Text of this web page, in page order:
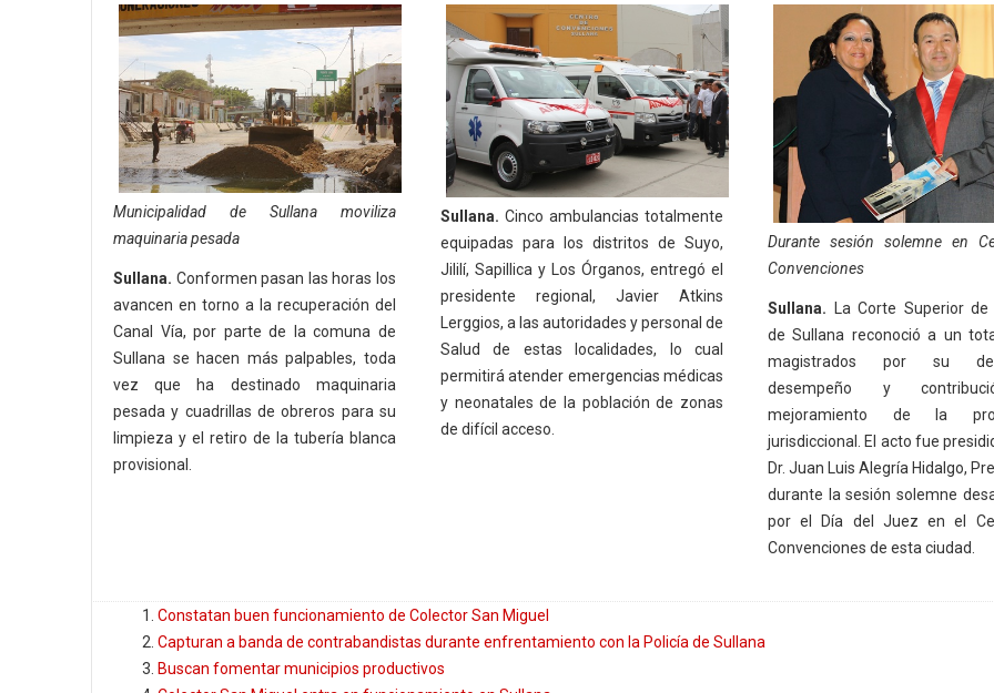
Municipalidad de Sullana moviliza
maquinaria pesada
Sullana. Conformen pasan las horas los
avancen en torno a la recuperación del
Canal Vía, por parte de la comuna de
Sullana se hacen más palpables, toda
vez que ha destinado maquinaria
pesada y cuadrillas de obreros para su
limpieza y el retiro de la tubería blanca
provisional.
Sullana. Cinco ambulancias totalmente
equipadas para los distritos de Suyo,
Jililí, Sapillica y Los Órganos, entregó el
presidente regional, Javier Atkins
Lerggios, a las autoridades y personal de
Salud de estas localidades, lo cual
permitirá atender emergencias médicas
y neonatales de la población de zonas
de difícil acceso.
Durante sesión solemne en
Convenciones
Sullana. La Corte Superior
de Sullana reconoció a un
magistrados por su
desempeño y
mejoramiento de la
jurisdiccional. El acto fue
Dr. Juan Luis Alegría Hidalgo,
durante la sesión solemne
por el Día del Juez en el
Convenciones de esta ciudad.
Constatan buen funcionamiento de Colector San Miguel
Capturan a banda de contrabandistas durante enfrentamiento con la Policía de Sullana
Buscan fomentar municipios productivos